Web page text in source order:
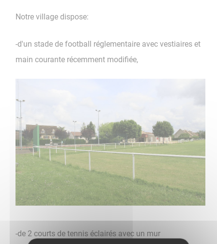
Notre village dispose:
-d'un stade de football réglementaire avec vestiaires et
main courante récemment modifiée,
-de 2 courts de tennis éclairés avec un mur